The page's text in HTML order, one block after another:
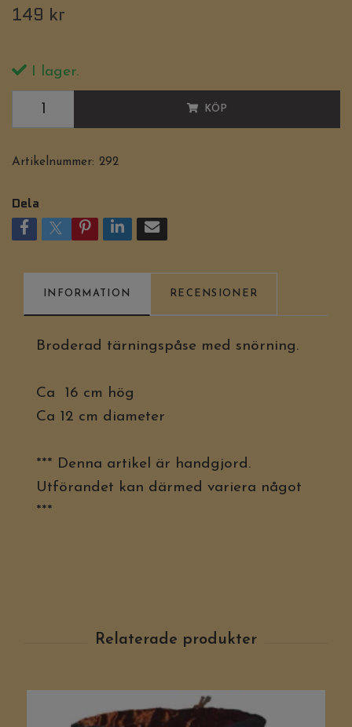
149 kr
I lager.
KÖP
Artikelnummer: 292
Dela
INFORMATION RECENSIONER
Broderad tärningspåse med snörning.
Ca 16 cm hög
Ca 12 cm diameter
*** Denna artikel är handgjord.
Utförandet kan därmed variera något
***